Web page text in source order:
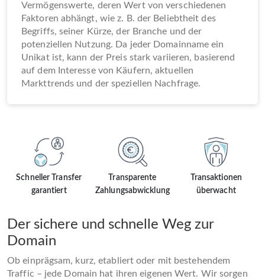
Schneller Transfer
garantiert
Transparente
Zahlungsabwicklung
Transaktionen
überwacht
Der sichere und schnelle Weg zur
Domain
Ob einprägsam, kurz, etabliert oder mit bestehendem
Traffic – jede Domain hat ihren eigenen Wert. Wir sorgen
Vermögenswerte, deren Wert von verschiedenen
Faktoren abhängt, wie z. B. der Beliebtheit des
Begriffs, seiner Kürze, der Branche und der
potenziellen Nutzung. Da jeder Domainname ein
Unikat ist, kann der Preis stark variieren, basierend
auf dem Interesse von Käufern, aktuellen
Markttrends und der speziellen Nachfrage.